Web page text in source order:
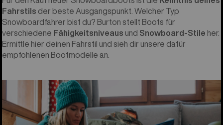
Fahrstils der beste Ausgangspunkt. Welcher Typ
Snowboardfahrer bist du? Burton stellt Boots für
verschiedene Fähigkeitsniveaus und Snowboard-Stile her.
Ermittle hier deinen Fahrstil und sieh dir unsere dafür
empfohlenen Bootmodelle an.